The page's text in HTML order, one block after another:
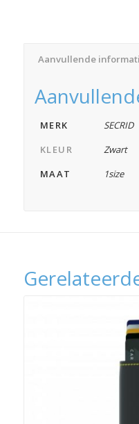
Aanvullende
MERK
SECRID
KLEUR
Zwart
MAAT
1size